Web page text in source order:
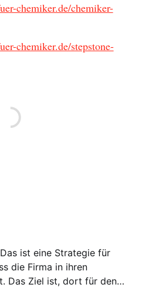
chemiker.de/chemiker-
chemiker.de/stepstone-
die Firma in ihren
Das Ziel ist, dort für den